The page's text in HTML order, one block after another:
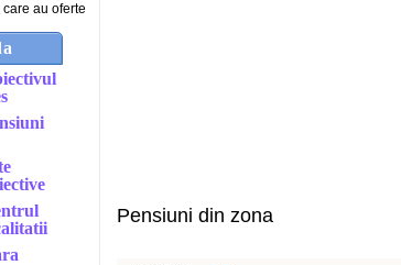
au oferte
Pensiuni din zona